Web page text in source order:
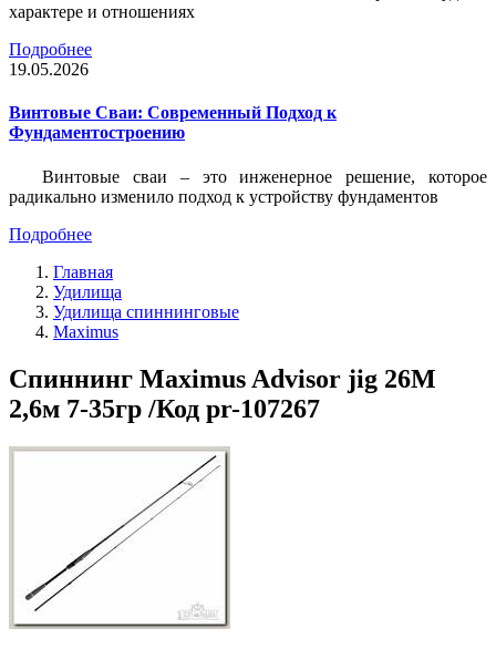
характере и отношениях
Подробнее
19.05.2026
Винтовые Сваи: Современный Подход к
Фундаментостроению
Винтовые сваи – это инженерное решение, которое
радикально изменило подход к устройству фундаментов
Подробнее
Главная
Удилища
Удилища спиннинговые
Maximus
Спиннинг Maximus Advisor jig 26M
2,6м 7-35гр /Код pr-107267